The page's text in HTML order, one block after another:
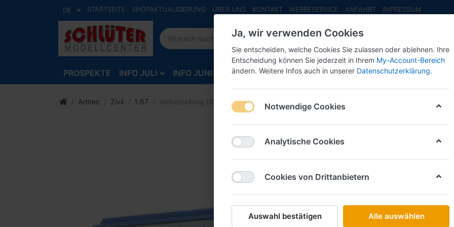
DE STARTSEITE SHOPAKTUALISIERUNG ÜBER UNS KONTAKT WERBESERVICE ANFAHRT IMPRESSUM
PROSPEKTE INFO JULI INFO JUNI INFO MAI NEU EINGETROFFEN NEUHEITEN
Artitec Zivil 1:87 Vorbestellung DDR Wohnwagen 'Bastei' reisen -1:87- -Fertigmodell- ***Messe NH 2026***
Artitec
'Bastei'
2026***
Art.-Nr.
Ja, wir verwenden Cookies
Sie entscheiden, welche Cookies Sie zulassen oder ablehnen. Ihre
Entscheidung können Sie jederzeit in Ihrem My-Account-Bereich
ändern. Weitere Infos auch in unserer Datenschutzerklärung.
Notwendige Cookies
Analytische Cookies
Cookies von Drittanbietern
Auswahl bestätigen Alle auswählen